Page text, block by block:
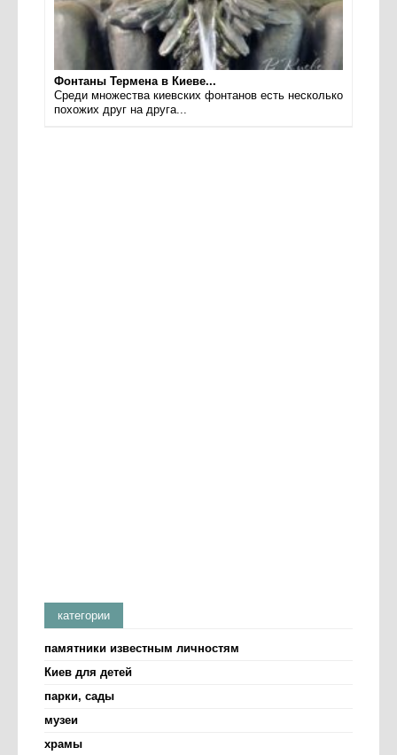
Фонтаны Термена в Киеве...
Среди множества киевских фонтанов есть несколько
похожих друг на друга...
категории
памятники известным личностям
Киев для детей
парки, сады
музеи
храмы